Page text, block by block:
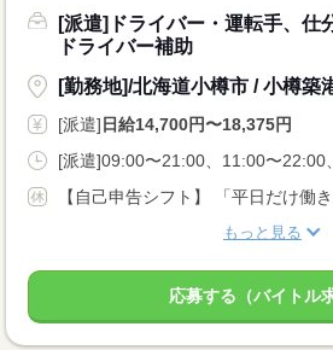
[派遣]ドライバー・運転手、仕
ドライバー補助
[勤務地]/北海道小樽市 / 小樽築
[派遣]日給14,700円〜18,375円
[派遣]09:00〜21:00、11:00〜22:00
もっと見る
応募する（バイトル